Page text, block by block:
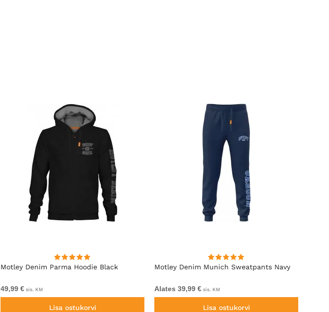
Motley Denim Parma Hoodie Black
49,99 € sis. KM
Lisa ostukorvi
Motley Denim Munich Sweatpants Navy
Alates 39,99 € sis. KM
Lisa ostukorvi